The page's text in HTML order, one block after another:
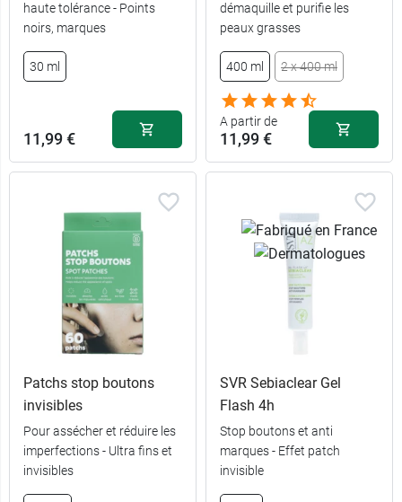
haute tolérance - Points
noirs, marques
30 ml
11,99 €
démaquille et purifie les
peaux grasses
400 ml 2 x 400 ml
A partir de
11,99 €
Patchs stop boutons
invisibles
Pour assécher et réduire les
imperfections - Ultra fins et
invisibles
SVR Sebiaclear Gel
Flash 4h
Stop boutons et anti
marques - Effet patch
invisible